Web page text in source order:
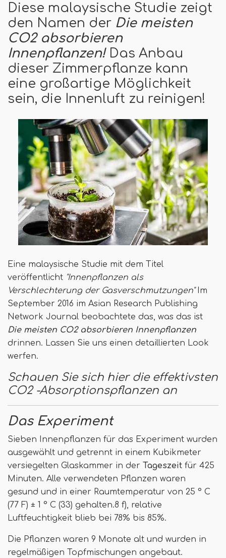
Diese malaysische Studie zeigt
den Namen der Die meisten
CO2 absorbieren
Innenpflanzen!Das Anbau
dieser Zimmerpflanze kann
eine großartige Möglichkeit
sein, die Innenluft zu reinigen!
Eine malaysische Studie mit dem Titel
veröffentlicht "Innenpflanzen als
Verschlechterung der Gasverschmutzungen"Im
September 2016 im Asian Research Publishing
Network Journal beobachtete das, was das ist
Die meisten CO2 absorbieren Innenpflanzen
drinnen. Lassen Sie uns einen detaillierten Look
werfen.
Schauen Sie sich hier die effektivsten
CO2 -Absorptionspflanzen an
Das Experiment
Sieben Innenpflanzen für das Experiment wurden
ausgewählt und getrennt in einem Kubikmeter
versiegelten Glaskammer in der Tageszeit für 425
Minuten. Alle verwendeten Pflanzen waren
gesund und in einer Raumtemperatur von 25 ° C
(77 F) ± 1 ° C (33) gehalten.8 f), relative
Luftfeuchtigkeit blieb bei 78% bis 85%.
Die Pflanzen waren 9 Monate alt und wurden in
regelmäßigen Topfmischungen angebaut.